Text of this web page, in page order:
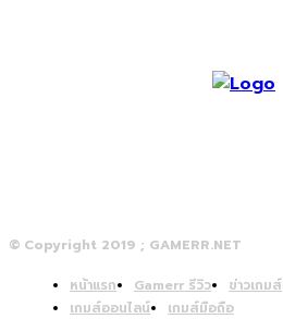
© Copyright 2019 ; GAMERR.NET
หน้าแรก Gamerr รีวิว ข่าวเกมส์
เกมส์ออนไลน์
เกมส์มือถือ